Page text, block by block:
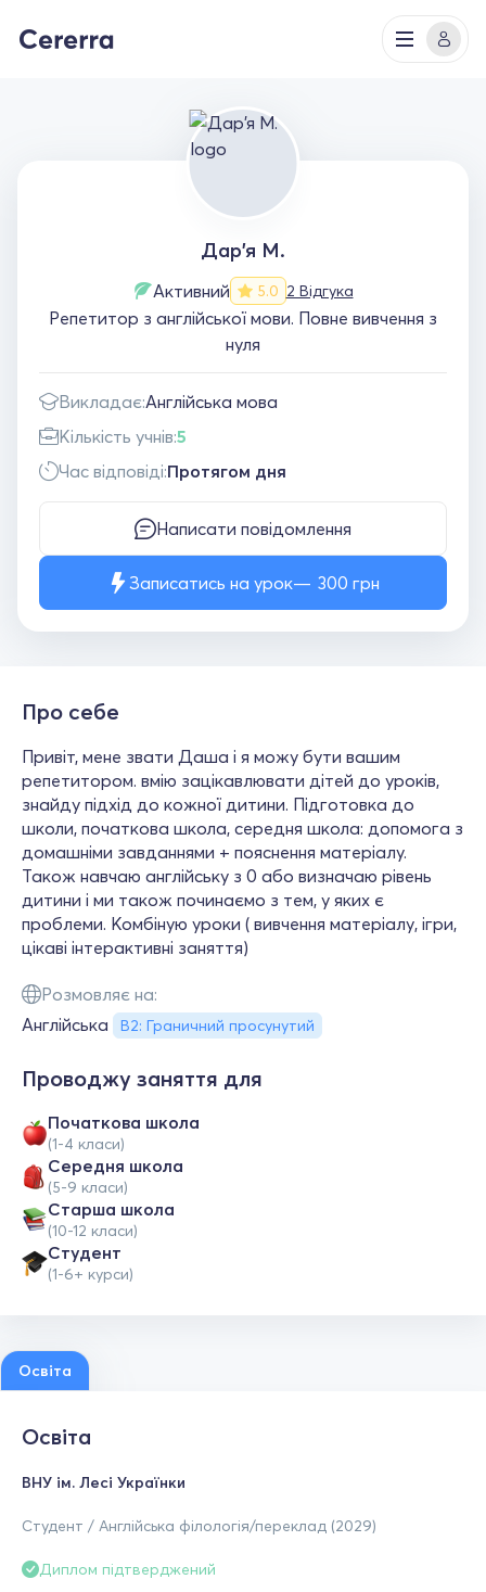
Дар'я М.
Активний 5.0 2 Відгука
Репетитор з англійської мови. Повне вивчення з
нуля
Викладає:Англійська мова
Кількість учнів:5
Час відповіді:Протягом дня
Написати повідомлення
Записатись на урок 300 грн
Про себе
Привіт, мене звати Даша і я можу бути вашим
репетитором. вмію зацікавлювати дітей до уроків,
знайду підхід до кожної дитини. Підготовка до
школи, початкова школа, середня школа: допомога з
домашніми завданнями + пояснення матеріалу.
Також навчаю англійську з 0 або визначаю рівень
дитини і ми також починаємо з тем, у яких є
проблеми. Комбіную уроки ( вивчення матеріалу, ігри,
цікаві інтерактивні заняття)
Розмовляє на:
Англійська
B2: Граничний просунутий
Проводжу заняття для
Початкова школа
(1-4 класи)
Середня школа
(5-9 класи)
Старша школа
(10-12 класи)
Студент
(1-6+ курси)
Освіта
Освіта
ВНУ ім. Лесі Українки
Студент / Англійська філологія/переклад (2029)
Диплом підтверджений